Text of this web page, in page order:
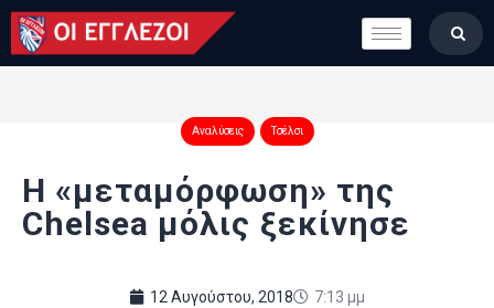
LONDON CALLING
ΚΑΤΗΓΟΡΙΕΣ
ΒΑΘΜΟΛΟΓΙΕΣ
ΟΜΑΔΕΣ
ΠΟΙΟΙ ΕΙΜΑΣΤΕ
Αναλύσεις Τσέλσι
Η «μεταμόρφωση» της
Chelsea μόλις ξεκίνησε
12 Αυγούστου, 2018 7:13 μμ